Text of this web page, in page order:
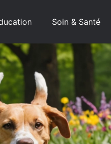
Soin & Santé